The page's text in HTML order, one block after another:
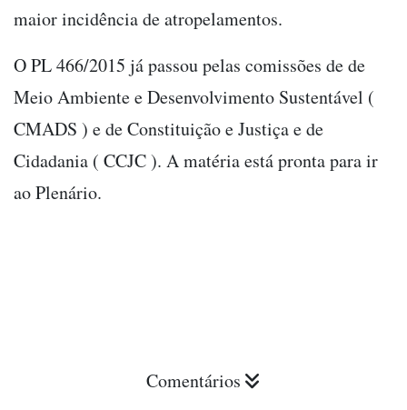
maior incidência de atropelamentos.
O PL 466/2015 já passou pelas comissões de de
Meio Ambiente e Desenvolvimento Sustentável (
CMADS ) e de Constituição e Justiça e de
Cidadania ( CCJC ). A matéria está pronta para ir
ao Plenário.
Comentários